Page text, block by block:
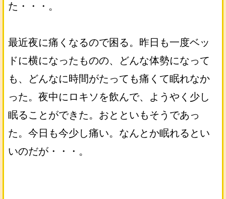
た・・・。
最近夜に痛くなるので困る。昨日も一度ベッ
ドに横になったものの、どんな体勢になって
も、どんなに時間がたっても痛くて眠れなか
った。夜中にロキソを飲んで、ようやく少し
眠ることができた。おとといもそうであっ
た。今日も今少し痛い。なんとか眠れるとい
いのだが・・・。